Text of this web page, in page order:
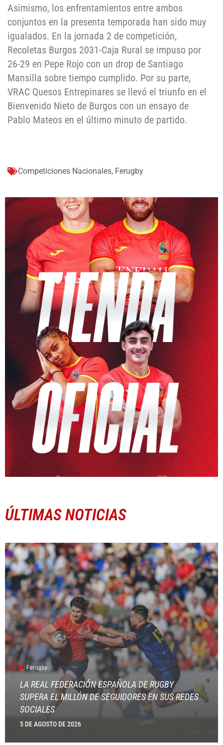
Asimismo, los enfrentamientos entre ambos
conjuntos en la presenta temporada han sido muy
igualados. En la jornada 2 de competición,
Recoletas Burgos 2031-Caja Rural se impuso por
26-29 en Pepe Rojo con un drop de Santiago
Mansilla sobre tiempo cumplido. Por su parte,
VRAC Quesos Entrepinares se llevó el triunfo en el
Bienvenido Nieto de Burgos con un ensayo de
Pablo Mateos en el último minuto de partido.
Competiciones Nacionales, Ferugby
ÚLTIMAS NOTICIAS
Ferugby
LA REAL FEDERACIÓN ESPAÑOLA DE RUGBY
SUPERA EL MILLÓN DE SEGUIDORES EN SUS REDES
SOCIALES
5 DE AGOSTO DE 2026